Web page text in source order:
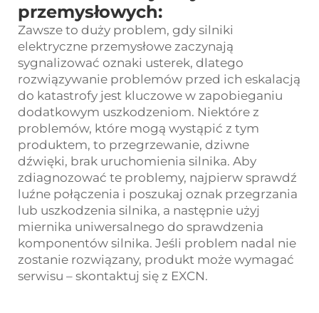
przemysłowych:
Zawsze to duży problem, gdy silniki
elektryczne przemysłowe zaczynają
sygnalizować oznaki usterek, dlatego
rozwiązywanie problemów przed ich eskalacją
do katastrofy jest kluczowe w zapobieganiu
dodatkowym uszkodzeniom. Niektóre z
problemów, które mogą wystąpić z tym
produktem, to przegrzewanie, dziwne
dźwięki, brak uruchomienia silnika. Aby
zdiagnozować te problemy, najpierw sprawdź
luźne połączenia i poszukaj oznak przegrzania
lub uszkodzenia silnika, a następnie użyj
miernika uniwersalnego do sprawdzenia
komponentów silnika. Jeśli problem nadal nie
zostanie rozwiązany, produkt może wymagać
serwisu – skontaktuj się z EXCN.